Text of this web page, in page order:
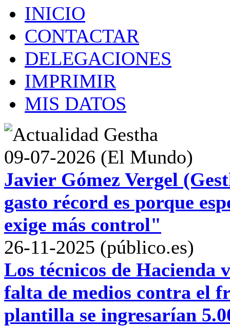
INICIO
CONTACTAR
DELEGACIONES
IMPRIMIR
MIS DATOS
09-07-2026 (El Mundo)
Javier Gómez Vergel
gasto récord es porque
exige más control"
26-11-2025 (público.es)
Los técnicos de Hacienda
falta de medios contra el
plantilla se ingresarían